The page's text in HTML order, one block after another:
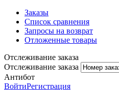
Заказы
Список сравнения
Запросы на возврат
Отложенные товары
Отслеживание заказа
Отслеживание заказа
Антибот
ВойтиРегистрация